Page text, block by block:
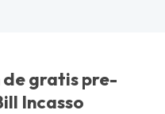
de gratis pre-
Incasso